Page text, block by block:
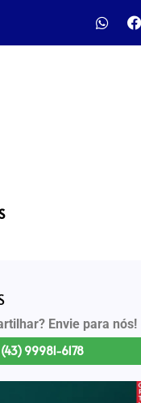
Envie para nós!
99981-6178